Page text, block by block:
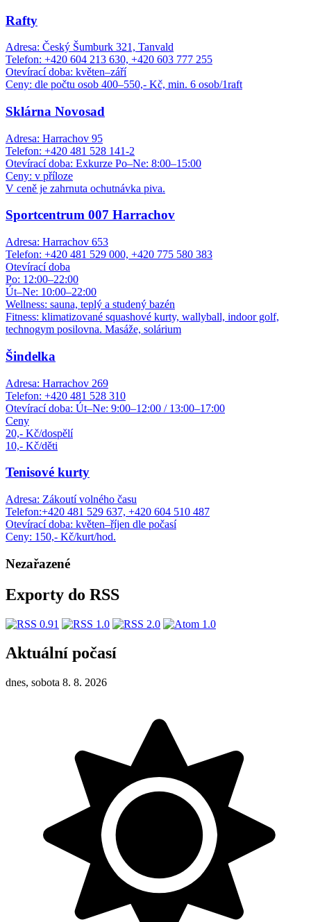
Rafty
Adresa: Český Šumburk 321, Tanvald
Telefon: +420 604 213 630, +420 603 777 255
Otevírací doba: květen–září
Ceny: dle počtu osob 400–550,- Kč, min. 6 osob/1raft
Sklárna Novosad
Adresa: Harrachov 95
Telefon: +420 481 528 141-2
Otevírací doba: Exkurze Po–Ne: 8:00–15:00
Ceny: v příloze
V ceně je zahrnuta ochutnávka piva.
Sportcentrum 007 Harrachov
Adresa: Harrachov 653
Telefon: +420 481 529 000, +420 775 580 383
Otevírací doba
Po: 12:00–22:00
Út–Ne: 10:00–22:00
Wellness: sauna, teplý a studený bazén
Fitness: klimatizované squashové kurty, wallyball, indoor golf,
technogym posilovna. Masáže, solárium
Šindelka
Adresa: Harrachov 269
Telefon: +420 481 528 310
Otevírací doba: Út–Ne: 9:00–12:00 / 13:00–17:00
Ceny
20,- Kč/dospělí
10,- Kč/děti
Tenisové kurty
Adresa: Zákoutí volného času
Telefon:+420 481 529 637, +420 604 510 487
Otevírací doba: květen–říjen dle počasí
Ceny: 150,- Kč/kurt/hod.
Nezařazené
Exporty do RSS
Aktuální počasí
dnes, sobota 8. 8. 2026